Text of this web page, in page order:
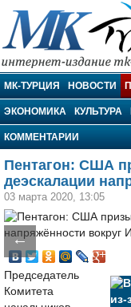
МК-Турция
МК-ТУРЦИЯ НОВОСТИ
ЭКОНОМИКА КУЛЬТУРА
КОММЕНТАРИИ
Пентагон: США
деэскалации
03 марта 2020, 13:05
←
Председатель
Комитета